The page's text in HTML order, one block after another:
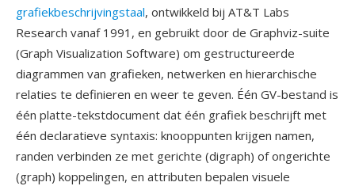
grafiekbeschrijvingstaal, ontwikkeld bij AT&T Labs
Research vanaf 1991, en gebruikt door de Graphviz-suite
(Graph Visualization Software) om gestructureerde
diagrammen van grafieken, netwerken en hierarchische
relaties te definieren en weer te geven. Één GV-bestand is
één platte-tekstdocument dat één grafiek beschrijft met
één declaratieve syntaxis: knooppunten krijgen namen,
randen verbinden ze met gerichte (digraph) of ongerichte
(graph) koppelingen, en attributen bepalen visuele